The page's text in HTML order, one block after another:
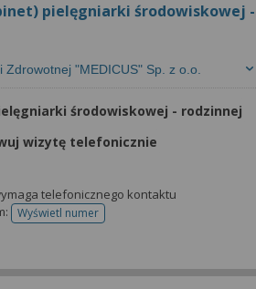
pielęgniarki środowiskowej -
Zdrowotnej "MEDICUS" Sp. z o.o.
środowiskowej - rodzinnej
wizytę telefonicznie
telefonicznego kontaktu
Wyświetl numertelefonu do rejestracji